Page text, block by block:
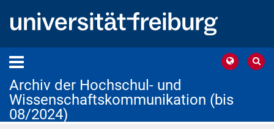
Archiv der Hochschul- und
Wissenschaftskommunikation (bis
08/2024)